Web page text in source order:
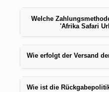
Welche
'Afrika Safari
Wie erfolgt der Versand
Wie ist die